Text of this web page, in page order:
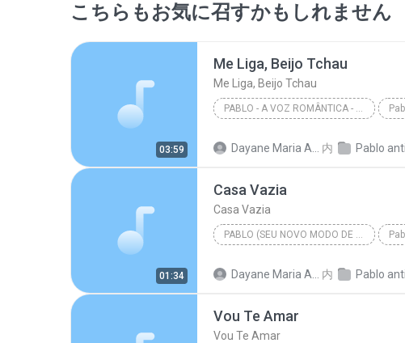
こちらもお気に召すかもしれません
03:59
Me Liga, Beijo Tchau
Me Liga, Beijo Tchau
PABLO - A VOZ ROMÂNTICA - ARROCHA BRASIL
内 Pablo
01:34
Casa Vazia
Casa Vazia
PABLO (SEU NOVO MODO DE AMAR)
内 Pablo
Vou Te Amar
Vou Te Amar